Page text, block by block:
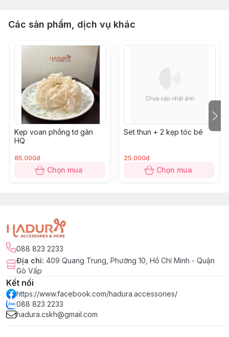
Các sản phẩm, dịch vụ khác
Kẹp voan phồng tơ gân
HQ
85.000đ
Chọn mua
Set thun + 2 kẹp tóc bé
25.000đ
Chọn mua
088 823 2233
Địa chỉ: 409 Quang Trung, Phường 10, Hồ Chí Minh - Quận
Gò Vấp
Kết nối
https://www.facebook.com/hadura.accessories/
088 823 2233
hadura.cskh@gmail.com